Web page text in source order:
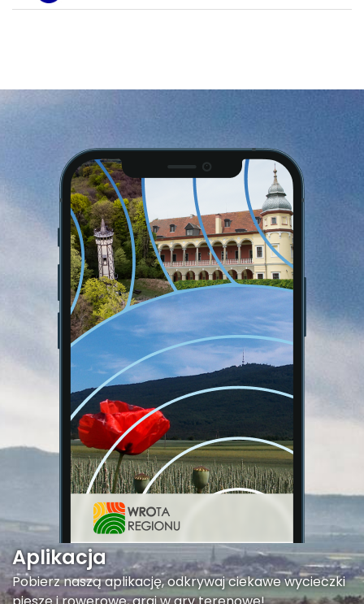
Aplikacja
Pobierz naszą aplikację, odkrywaj ciekawe wycieczki